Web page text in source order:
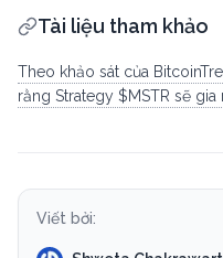
Tài liệu tham khảo
Theo khảo sát của
rằng Strategy $MSTR sẽ
Viết bởi: